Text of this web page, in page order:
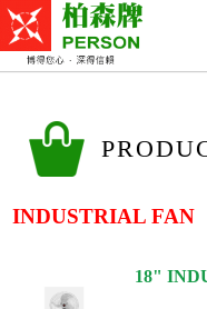
INDUSTRIAL FAN
18"